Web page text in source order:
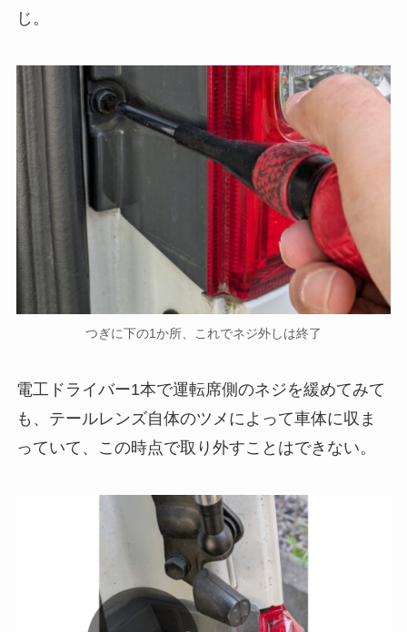
じ。
つぎに下の1か所、これでネジ外しは終了
電工ドライバー1本で運転席側のネジを緩めてみて
も、テールレンズ自体のツメによって車体に収ま
っていて、この時点で取り外すことはできない。